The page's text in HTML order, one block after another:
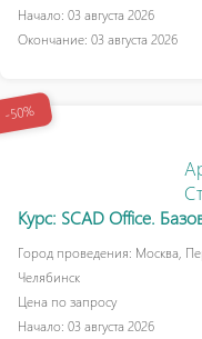
Начало: 03 августа 2026
Окончание: 03 августа 2026
-50%
Курс: SCAD Office.
Город проведения: Москва,
Челябинск
Цена по запросу
Начало: 03 августа 2026